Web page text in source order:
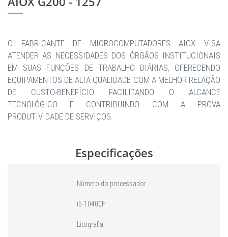
O FABRICANTE DE MICROCOMPUTADORES AIOX VISA
ATENDER AS NECESSIDADES DOS ÓRGÃOS INSTITUCIONAIS
EM SUAS FUNÇÕES DE TRABALHO DIÁRIAS, OFERECENDO
EQUIPAMENTOS DE ALTA QUALIDADE COM A MELHOR RELAÇÃO
DE CUSTO-BENEFÍCIO FACILITANDO O ALCANCE
TECNOLÓGICO E CONTRIBUINDO COM A PROVA
PRODUTIVIDADE DE SERVIÇOS.
Especificações
Número do processador
i5-10400F
Litografia